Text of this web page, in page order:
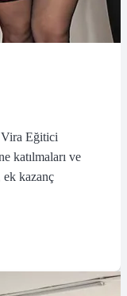
Vira Eğitici
katılmaları ve
ek kazanç